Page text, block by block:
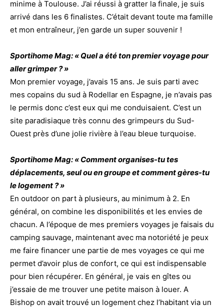
minime à Toulouse. J’ai réussi à gratter la finale, je suis
arrivé dans les 6 finalistes. C’était devant toute ma famille
et mon entraîneur, j’en garde un super souvenir !
Sportihome Mag: « Quel a été ton premier voyage pour
aller grimper ? »
Mon premier voyage, j’avais 15 ans. Je suis parti avec
mes copains du sud à Rodellar en Espagne, je n’avais pas
le permis donc c’est eux qui me conduisaient. C’est un
site paradisiaque très connu des grimpeurs du Sud-
Ouest près d’une jolie rivière à l’eau bleue turquoise.
Sportihome Mag: « Comment organises-tu tes
déplacements, seul ou en groupe et comment gères-tu
le logement ? »
En outdoor on part à plusieurs, au minimum à 2. En
général, on combine les disponibilités et les envies de
chacun. A l’époque de mes premiers voyages je faisais du
camping sauvage, maintenant avec ma notoriété je peux
me faire financer une partie de mes voyages ce qui me
permet d’avoir plus de confort, ce qui est indispensable
pour bien récupérer. En général, je vais en gîtes ou
j’essaie de me trouver une petite maison à louer. A
Bishop on avait trouvé un logement chez l’habitant via un